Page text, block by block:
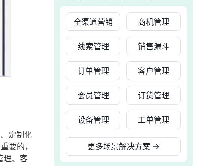
定制化
要的，
理、客
全渠道营销 商机管理
线索管理 销售漏斗
订单管理 客户管理
会员管理 订货管理
设备管理 工单管理
更多场景解决方案 →